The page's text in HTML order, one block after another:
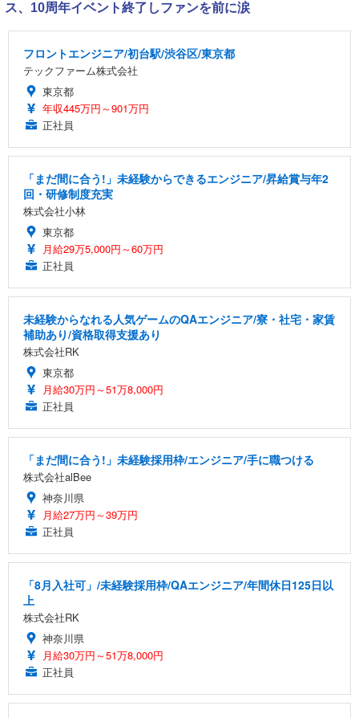
ス、10周年イベント終了しファンを前に涙
フロントエンジニア/初台駅/渋谷区/東京都
テックファーム株式会社
東京都
年収445万円～901万円
正社員
「まだ間に合う!」未経験からできるエンジニア/昇給賞与年2
回・研修制度充実
株式会社小林
東京都
月給29万5,000円～60万円
正社員
未経験からなれる人気ゲームのQAエンジニア/寮・社宅・家賃
補助あり/資格取得支援あり
株式会社RK
東京都
月給30万円～51万8,000円
正社員
「まだ間に合う!」未経験採用枠/エンジニア/手に職つける
株式会社alBee
神奈川県
月給27万円～39万円
正社員
「8月入社可」/未経験採用枠/QAエンジニア/年間休日125日以
上
株式会社RK
神奈川県
月給30万円～51万8,000円
正社員